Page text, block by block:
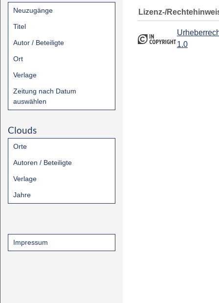
Neuzugänge
Titel
Autor / Beteiligte
Ort
Verlage
Zeitung nach Datum
auswählen
Clouds
Orte
Autoren / Beteiligte
Verlage
Jahre
Impressum
Lizenz-/
1.0